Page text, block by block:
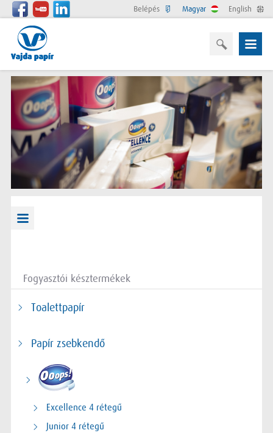
English
Magyar
Belépés
Fogyasztói késztermékek
Toalettpapír
Papír zsebkendő
Excellence 4 rétegű
Junior 4 rétegű